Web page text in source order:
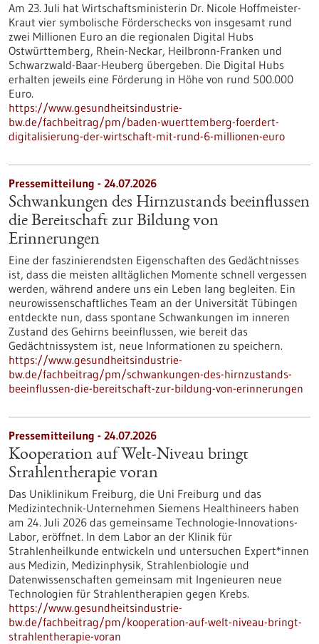
Am 23. Juli hat Wirtschaftsministerin Dr. Nicole Hoffmeister-
Kraut vier symbolische Förderschecks von insgesamt rund
zwei Millionen Euro an die regionalen Digital Hubs
Ostwürttemberg, Rhein-Neckar, Heilbronn-Franken und
Schwarzwald-Baar-Heuberg übergeben. Die Digital Hubs
erhalten jeweils eine Förderung in Höhe von rund 500.000
Euro.
https://www.gesundheitsindustrie-
bw.de/fachbeitrag/pm/baden-wuerttemberg-foerdert-
digitalisierung-der-wirtschaft-mit-rund-6-millionen-euro
Pressemitteilung - 24.07.2026
Schwankungen des Hirnzustands beeinflussen
die Bereitschaft zur Bildung von
Erinnerungen
Eine der faszinierendsten Eigenschaften des Gedächtnisses
ist, dass die meisten alltäglichen Momente schnell vergessen
werden, während andere uns ein Leben lang begleiten. Ein
neurowissenschaftliches Team an der Universität Tübingen
entdeckte nun, dass spontane Schwankungen im inneren
Zustand des Gehirns beeinflussen, wie bereit das
Gedächtnissystem ist, neue Informationen zu speichern.
https://www.gesundheitsindustrie-
bw.de/fachbeitrag/pm/schwankungen-des-hirnzustands-
beeinflussen-die-bereitschaft-zur-bildung-von-erinnerungen
Pressemitteilung - 24.07.2026
Kooperation auf Welt-Niveau bringt
Strahlentherapie voran
Das Uniklinikum Freiburg, die Uni Freiburg und das
Medizintechnik-Unternehmen Siemens Healthineers haben
am 24. Juli 2026 das gemeinsame Technologie-Innovations-
Labor, eröffnet. In dem Labor an der Klinik für
Strahlenheilkunde entwickeln und untersuchen Expert*innen
aus Medizin, Medizinphysik, Strahlenbiologie und
Datenwissenschaften gemeinsam mit Ingenieuren neue
Technologien für Strahlentherapien gegen Krebs.
https://www.gesundheitsindustrie-
bw.de/fachbeitrag/pm/kooperation-auf-welt-niveau-bringt-
strahlentherapie-voran